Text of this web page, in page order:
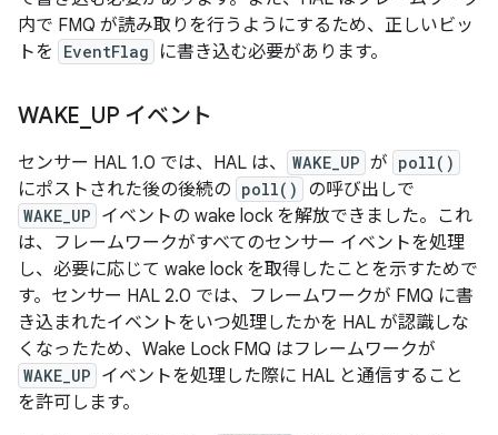
内で FMQ が読み取りを行うようにするため、正しいビッ
トを
EventFlag に書き込む必要があります。
WAKE UP イベント
センサー HAL 1.0 では、HAL は、 WAKE_UP が poll()
にポストされた後の後続の poll() の呼び出しで
WAKE_UP イベントの wake lock を解放できました。これ
は、フレームワークがすべてのセンサー イベントを処理
し、必要に応じて wake lock を取得したことを示すためで
す。センサー HAL 2.0 では、フレームワークが FMQ に書
き込まれたイベントをいつ処理したかを HAL が認識しな
くなったため、Wake Lock FMQ はフレームワークが
WAKE_UP イベントを処理した際に HAL と通信すること
を許可します。